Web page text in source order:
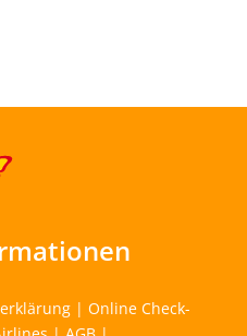
| Online Check-